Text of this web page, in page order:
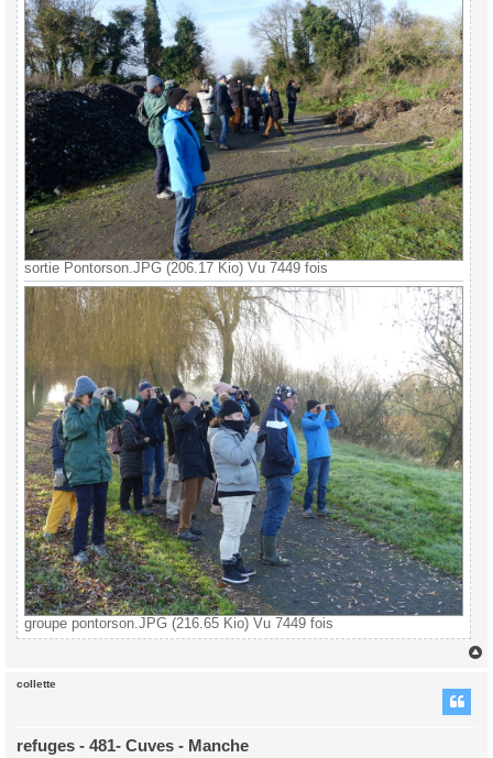
sortie Pontorson.JPG (206.17 Kio) Vu 7449 fois
groupe pontorson.JPG (216.65 Kio) Vu 7449 fois
collette
refuges - 481- Cuves - Manche